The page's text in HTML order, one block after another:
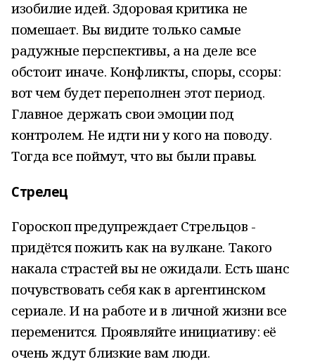
изобилие идей. Здоровая критика не
помешает. Вы видите только самые
радужные перспективы, а на деле все
обстоит иначе. Конфликты, споры, ссоры:
вот чем будет переполнен этот период.
Главное держать свои эмоции под
контролем. Не идти ни у кого на поводу.
Тогда все поймут, что вы были правы.
Стрелец
Гороскоп предупреждает Стрельцов -
придётся пожить как на вулкане. Такого
накала страстей вы не ожидали. Есть шанс
почувствовать себя как в аргентинском
сериале. И на работе и в личной жизни все
переменится. Проявляйте инициативу: её
очень ждут близкие вам люди.